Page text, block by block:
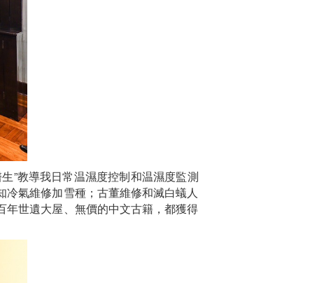
”教導我日常温濕度控制和温濕度監測
氣維修加雪種；古董維修和滅白蟻人
世遺大屋、無價的中文古籍，都獲得